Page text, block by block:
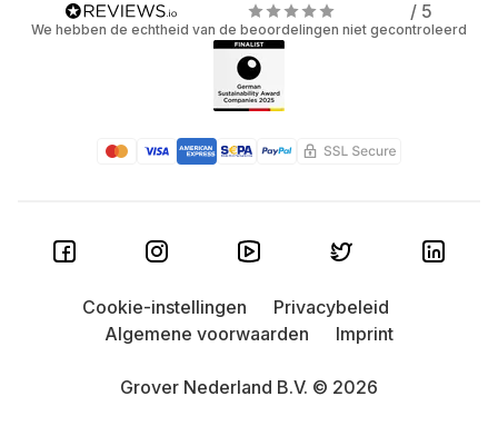
/ 5
We hebben de echtheid van de beoordelingen niet gecontroleerd
Grover Nederland B.V. © 2026
Cookie-instellingen
Privacybeleid
Algemene voorwaarden
Imprint